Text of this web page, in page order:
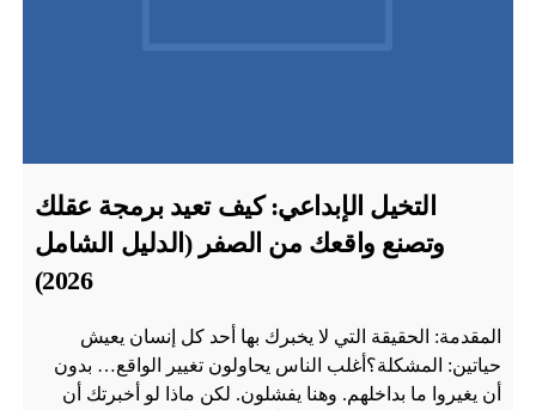
التخيل الإبداعي: كيف تعيد برمجة عقلك
وتصنع واقعك من الصفر (الدليل الشامل
2026)
المقدمة: الحقيقة التي لا يخبرك بها أحد كل إنسان يعيش
حياتين: المشكلة؟أغلب الناس يحاولون تغيير الواقع… بدون
أن يغيروا ما بداخلهم. وهنا يفشلون. لكن ماذا لو أخبرتك أن